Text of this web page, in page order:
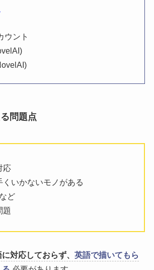
ウント
問題点
応
くいかないモノがある
ど
題
対応しておらず、 英語で描いてもら